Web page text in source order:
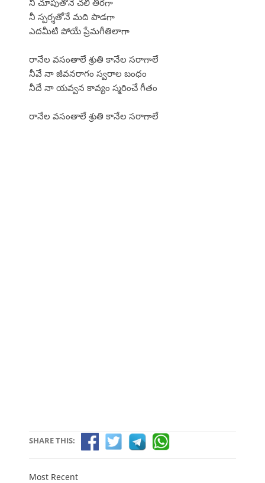
నీ స్పర్శతోనే మది పాడగా
ఎదమీటి పోయే ప్రేమగీతిలాగా
రానేల వసంతాలే శ్రుతి కానేల సరాగాలే
నీవే నా జీవనరాగం స్వరాల బంధం
నీదే నా యవ్వన కావ్యం స్మరించే గీతం
రానేల వసంతాలే శ్రుతి కానేల సరాగాలే
SHARE THIS:
Most Recent